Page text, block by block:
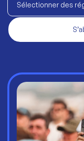
Sélectionner des